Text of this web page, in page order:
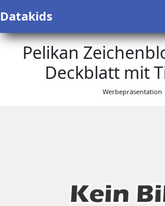
Datakids
Pelikan
Deckblatt mit
Werbepräsentation